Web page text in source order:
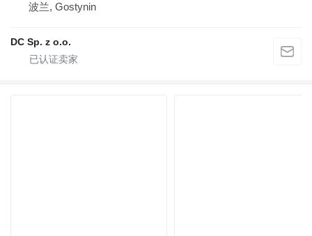
波兰, Gostynin
DC Sp. z o.o.